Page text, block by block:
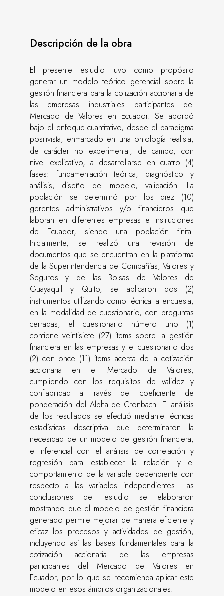
Descripción de la obra
El presente estudio tuvo como propósito
generar un modelo teórico gerencial sobre la
gestión financiera para la cotización accionaria de
las empresas industriales participantes del
Mercado de Valores en Ecuador. Se abordó
bajo el enfoque cuantitativo, desde el paradigma
positivista, enmarcado en una ontología realista,
de carácter no experimental, de campo, con
nivel explicativo, a desarrollarse en cuatro (4)
fases: fundamentación teórica, diagnóstico y
análisis, diseño del modelo, validación. La
población se determinó por los diez (10)
gerentes administrativos y/o financieros que
laboran en diferentes empresas e instituciones
de Ecuador, siendo una población finita.
Inicialmente, se realizó una revisión de
documentos que se encuentran en la plataforma
de la Superintendencia de Compañías, Valores y
Seguros y de las Bolsas de Valores de
Guayaquil y Quito, se aplicaron dos (2)
instrumentos utilizando como técnica la encuesta,
en la modalidad de cuestionario, con preguntas
cerradas, el cuestionario número uno (1)
contiene veintisiete (27) ítems sobre la gestión
financiera en las empresas y el cuestionario dos
(2) con once (11) ítems acerca de la cotización
accionaria en el Mercado de Valores,
cumpliendo con los requisitos de validez y
confiabilidad a través del coeficiente de
ponderación del Alpha de Cronbach. El análisis
de los resultados se efectuó mediante técnicas
estadísticas descriptiva que determinaron la
necesidad de un modelo de gestión financiera,
e inferencial con el análisis de correlación y
regresión para establecer la relación y el
comportamiento de la variable dependiente con
respecto a las variables independientes. Las
conclusiones del estudio se elaboraron
mostrando que el modelo de gestión financiera
generado permite mejorar de manera eficiente y
eficaz los procesos y actividades de gestión,
incluyendo así las bases fundamentales para la
cotización accionaria de las empresas
participantes del Mercado de Valores en
Ecuador, por lo que se recomienda aplicar este
modelo en esos ámbitos organizacionales.